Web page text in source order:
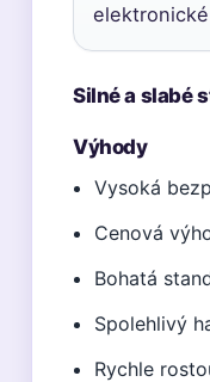
Silné a slabé
Výhody
Vysoká
Cenová
Bohatá
Spolehlivý
Rychle